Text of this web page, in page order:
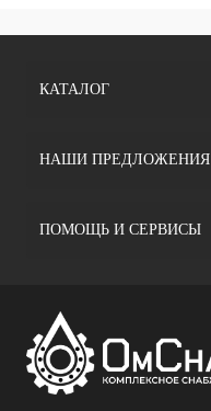
КАТАЛОГ
НАШИ ПРЕДЛОЖЕНИЯ
ПОМОЩЬ И СЕРВИСЫ